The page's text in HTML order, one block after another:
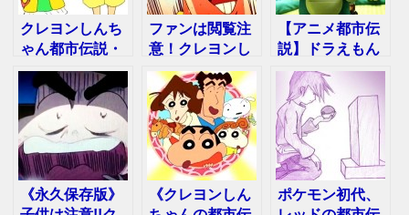
クレヨンしんち
ゃん都市伝説・
作者の死因と裏
の顔が明らかに
ファンは閲覧注
意！クレヨンし
んちゃんの裏設
定を暴いてみた
【アニメ都市伝
説】ドラえもん
のアイテムに隠
された怖い話…
《永久保存版》
《クレヨンしん
ポケモン初代、